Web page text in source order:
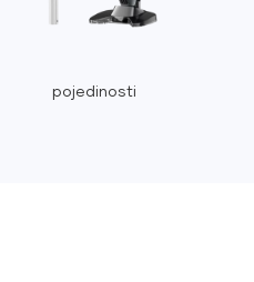
pojedinosti